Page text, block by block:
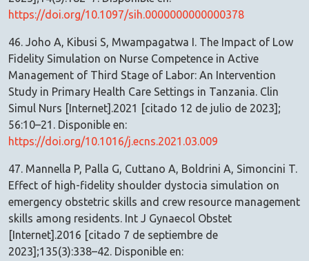
https://doi.org/10.1097/sih.0000000000000378
46. Joho A, Kibusi S, Mwampagatwa I. The Impact of Low
Fidelity Simulation on Nurse Competence in Active
Management of Third Stage of Labor: An Intervention
Study in Primary Health Care Settings in Tanzania. Clin
Simul Nurs [Internet].2021 [citado 12 de julio de 2023];
56:10–21. Disponible en:
https://doi.org/10.1016/j.ecns.2021.03.009
47. Mannella P, Palla G, Cuttano A, Boldrini A, Simoncini T.
Effect of high-fidelity shoulder dystocia simulation on
emergency obstetric skills and crew resource management
skills among residents. Int J Gynaecol Obstet
[Internet].2016 [citado 7 de septiembre de
2023];135(3):338–42. Disponible en: